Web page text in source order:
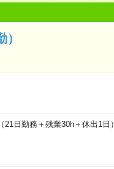
日勤務＋残業30h＋休出1日）